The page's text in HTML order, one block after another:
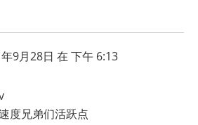
9月28日 在 下午 6:13
度兄弟们活跃点